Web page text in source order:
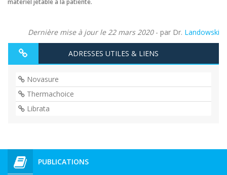
matériel jetable à la patiente.
Dernière mise à jour le 22 mars 2020- par Dr. Landowski
ADRESSES UTILES & LIENS
Novasure
Thermachoice
Librata
PUBLICATIONS